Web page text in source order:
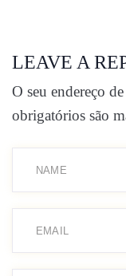
LEAVE A
O seu endereço
obrigatórios são